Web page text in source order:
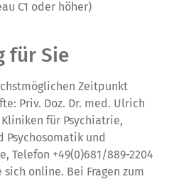
C1 oder höher)
für Sie
Zeitpunkt
Priv. Doz. Dr. med. Ulrich
für Psychiatrie,
Psychosomatik und
Telefon +49(0)681/889-2204
online. Bei Fragen zum